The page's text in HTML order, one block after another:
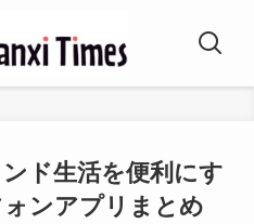
ド生活を便利にす
ンアプリまとめ